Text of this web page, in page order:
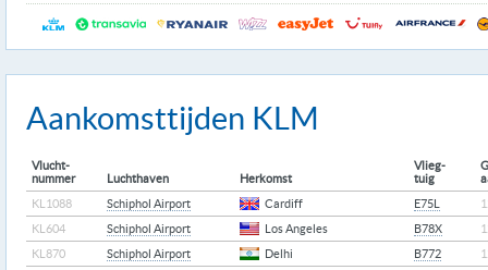
Aankomsttijden KLM
Vlucht-
nummer
Luchthaven Herkomst
Vlieg-
tuig
KL1088
Schiphol Airport Cardiff E75L
KL604
Schiphol Airport Los Angeles B78X
KL870
Schiphol Airport Delhi B772